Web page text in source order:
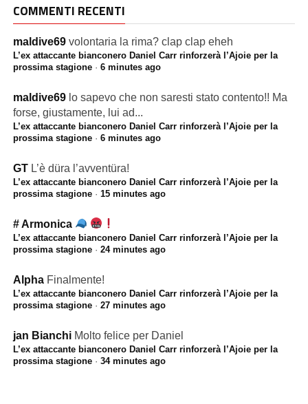
COMMENTI RECENTI
maldive69 volontaria la rima? clap clap eheh
L’ex attaccante bianconero Daniel Carr rinforzerà l’Ajoie per la
prossima stagione· 6 minutes ago
maldive69 lo sapevo che non saresti stato contento!! Ma
forse, giustamente, lui ad...
L’ex attaccante bianconero Daniel Carr rinforzerà l’Ajoie per la
prossima stagione· 6 minutes ago
GT L’è düra l’avventüra!
L’ex attaccante bianconero Daniel Carr rinforzerà l’Ajoie per la
prossima stagione· 15 minutes ago
# Armonica
L’ex attaccante bianconero Daniel Carr rinforzerà l’Ajoie per la
prossima stagione· 24 minutes ago
Alpha Finalmente!
L’ex attaccante bianconero Daniel Carr rinforzerà l’Ajoie per la
prossima stagione· 27 minutes ago
jan Bianchi Molto felice per Daniel
L’ex attaccante bianconero Daniel Carr rinforzerà l’Ajoie per la
prossima stagione· 34 minutes ago